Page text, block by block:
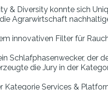
& Diversity konnte sich
Agrarwirtschaft
innovativen Filter für
Schlafphasenwecker, der
die Jury in der
Kategorie Services &